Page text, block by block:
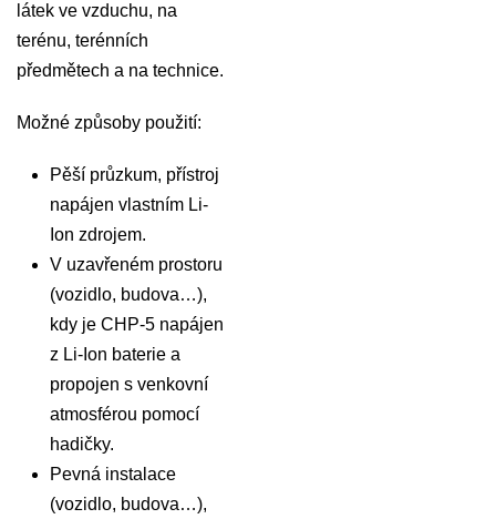
látek ve vzduchu, na
terénu, terénních
předmětech a na technice.
Možné způsoby použití:
Pěší průzkum, přístroj
napájen vlastním Li-
Ion zdrojem.
V uzavřeném prostoru
(vozidlo, budova…),
kdy je CHP-5 napájen
z Li-Ion baterie a
propojen s venkovní
atmosférou pomocí
hadičky.
Pevná instalace
(vozidlo, budova…),